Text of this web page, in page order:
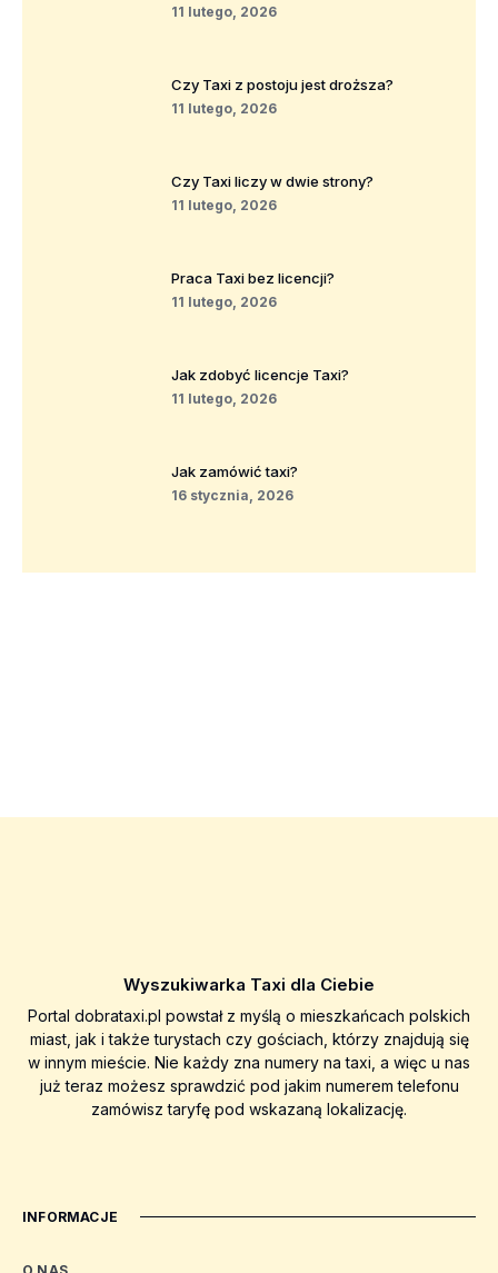
11 lutego, 2026
Czy Taxi z postoju jest droższa?
11 lutego, 2026
Czy Taxi liczy w dwie strony?
11 lutego, 2026
Praca Taxi bez licencji?
11 lutego, 2026
Jak zdobyć licencje Taxi?
11 lutego, 2026
Jak zamówić taxi?
16 stycznia, 2026
Wyszukiwarka Taxi dla Ciebie
Portal dobrataxi.pl powstał z myślą o mieszkańcach polskich
miast, jak i także turystach czy gościach, którzy znajdują się
w innym mieście. Nie każdy zna numery na taxi, a więc u nas
już teraz możesz sprawdzić pod jakim numerem telefonu
zamówisz taryfę pod wskazaną lokalizację.
INFORMACJE